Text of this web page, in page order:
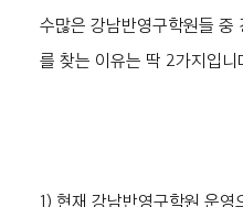
수많은 강남반영구학원들 중
를 찾는 이유는 딱 2가지입니
1) 현재 강남반영구학원 운